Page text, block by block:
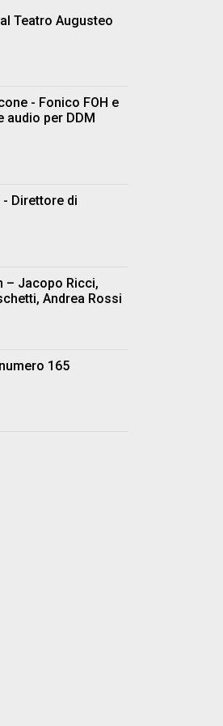
Teatro Augusteo
- Fonico FOH e
audio per DDM
Direttore di
– Jacopo Ricci,
Andrea Rossi
165